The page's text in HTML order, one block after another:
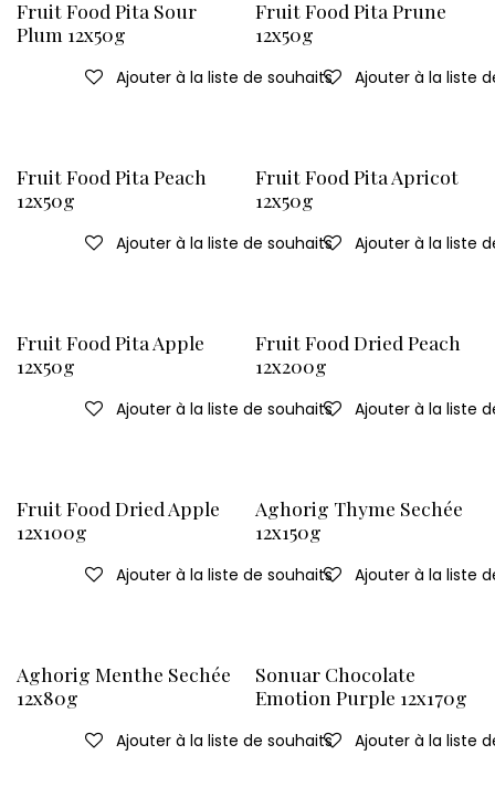
Fruit Food Pita Sour
Plum 12x50g
Ajouter à la liste de souhaits
Fruit Food Pita Prune
12x50g
Ajouter à la liste
Fruit Food Pita Peach
12x50g
Ajouter à la liste de souhaits
Fruit Food Pita Apricot
12x50g
Ajouter à la liste
Fruit Food Pita Apple
12x50g
Ajouter à la liste de souhaits
Fruit Food Dried Peach
12x200g
Ajouter à la liste
Fruit Food Dried Apple
12x100g
Ajouter à la liste de souhaits
Aghorig Thyme Sechée
12x150g
Ajouter à la liste
Aghorig Menthe Sechée
12x80g
Ajouter à la liste de souhaits
Sonuar Chocolate
Emotion Purple 12x170g
Ajouter à la liste